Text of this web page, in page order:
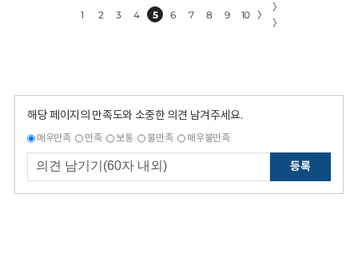
1 2 3 4 5 6 7 8 9 10 〉
〉
〉
해당 페이지의 만족도와 소중한 의견 남겨주세요.
매우만족 만족 보통 불만족 매우불만족
등록